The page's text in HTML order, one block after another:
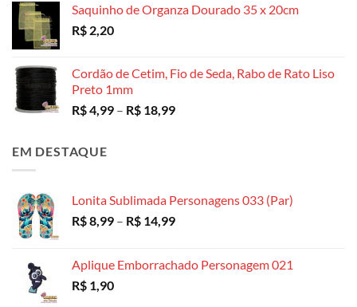
preço:
Saquinho de Organza Dourado 35 x 20cm
R$ 2,20
Cordão de Cetim, Fio de Seda, Rabo de Rato Liso
Preto 1mm
R$4,99 – R$ 18,99Faixa
EM DESTAQUE
Lonita Sublimada Personagens 033 (Par)
R$8,99 – R$ 14,99Faixa
R$ 8,99
Aplique Emborrachado Personagem 021
R$ 1,90